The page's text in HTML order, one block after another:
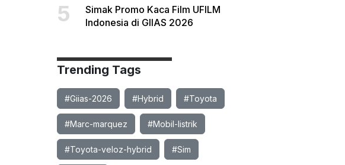
5
Simak Promo Kaca Film UFILM
Indonesia di GIIAS 2026
Trending Tags
#Giias-2026 #Hybrid #Toyota
#Marc-marquez #Mobil-listrik
#Toyota-veloz-hybrid #Sim